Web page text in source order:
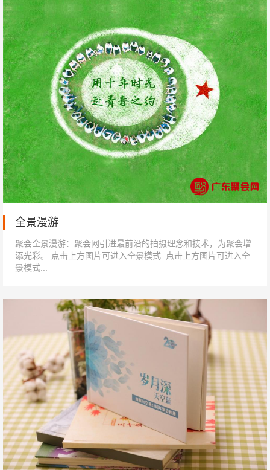
全景漫游
聚会全景漫游：聚会网引进最前沿的拍摄理念和技术，为聚会增
添光彩。 点击上方图片可进入全景模式 点击上方图片可进入全
景模式...